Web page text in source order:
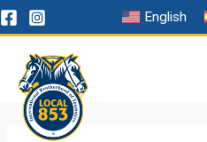
Ir
al
contenido
English